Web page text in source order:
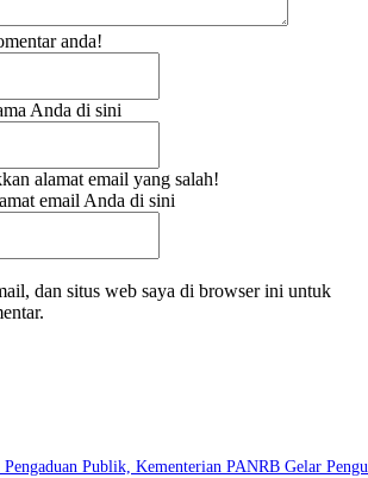
anda!
Anda di sini
alamat email yang salah!
email Anda di sini
dan situs web saya di browser ini untuk
Pengaduan Publik, Kementerian PANRB Gelar